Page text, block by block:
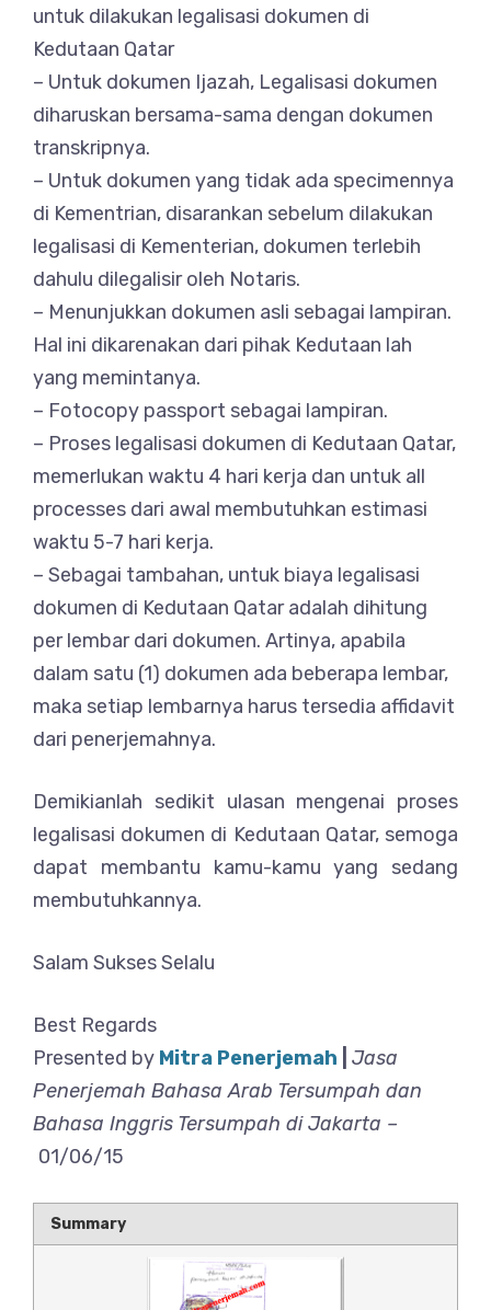
untuk dilakukan legalisasi dokumen di
Kedutaan Qatar
– Untuk dokumen Ijazah, Legalisasi dokumen
diharuskan bersama-sama dengan dokumen
transkripnya.
– Untuk dokumen yang tidak ada specimennya
di Kementrian, disarankan sebelum dilakukan
legalisasi di Kementerian, dokumen terlebih
dahulu dilegalisir oleh Notaris.
– Menunjukkan dokumen asli sebagai lampiran.
Hal ini dikarenakan dari pihak Kedutaan lah
yang memintanya.
– Fotocopy passport sebagai lampiran.
– Proses legalisasi dokumen di Kedutaan Qatar,
memerlukan waktu 4 hari kerja dan untuk all
processes dari awal membutuhkan estimasi
waktu 5-7 hari kerja.
– Sebagai tambahan, untuk biaya legalisasi
dokumen di Kedutaan Qatar adalah dihitung
per lembar dari dokumen. Artinya, apabila
dalam satu (1) dokumen ada beberapa lembar,
maka setiap lembarnya harus tersedia affidavit
dari penerjemahnya.
Demikianlah sedikit ulasan mengenai proses
legalisasi dokumen di Kedutaan Qatar, semoga
dapat membantu kamu-kamu yang sedang
membutuhkannya.
Salam Sukses Selalu
Best Regards
Presented by Mitra Penerjemah
Jasa
Penerjemah Bahasa Arab Tersumpah dan
Bahasa Inggris Tersumpah di Jakarta –
01/06/15
Summary